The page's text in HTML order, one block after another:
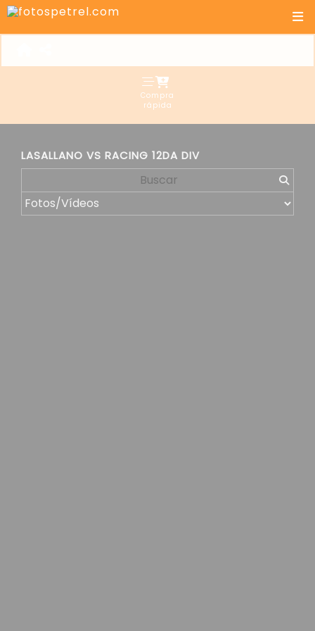
Compra
rápida
LASALLANO VS RACING 12DA DIV